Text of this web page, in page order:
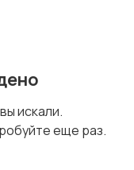
искали.
еще раз.